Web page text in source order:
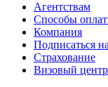
Агентствам
Способы
Компания
Подписаться
Страхование
Визовый центр